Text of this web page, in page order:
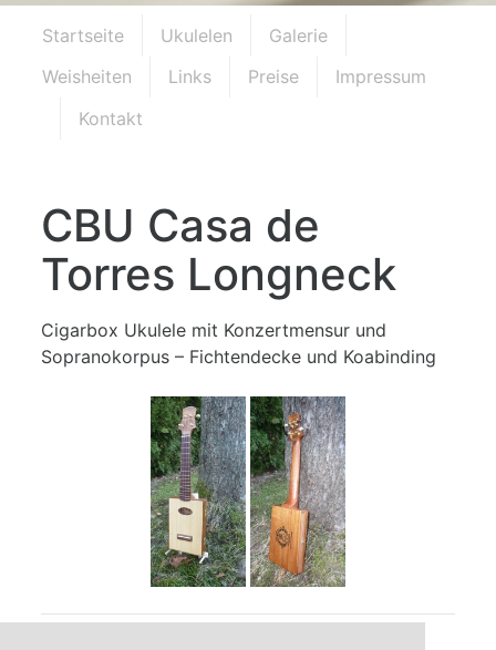
Startseite Ukulelen
Galerie
Weisheiten
Links Preise
Impressum
Kontakt
CBU Casa de
Torres Longneck
Cigarbox Ukulele mit Konzertmensur und
Sopranokorpus – Fichtendecke und Koabinding